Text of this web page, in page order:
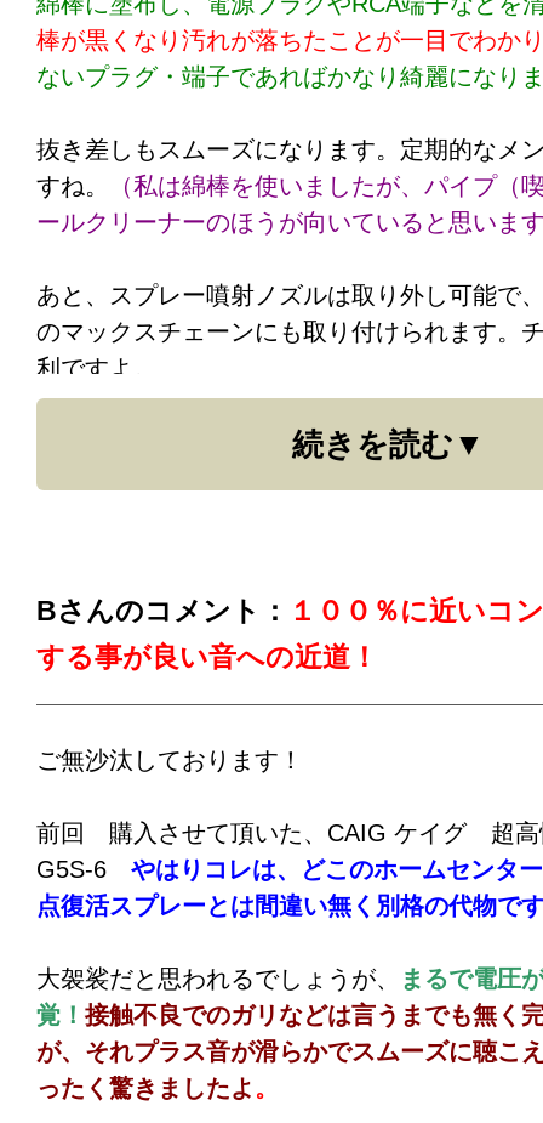
棒が黒くなり汚れが落ちたことが一目でわか
ないプラグ・端子であればかなり綺麗になり
抜き差しもスムーズになります。定期的なメ
すね。
（私は綿棒を使いましたが、パイプ（
ールクリーナーのほうが向いていると思いま
あと、スプレー噴射ノズルは取り外し可能で
のマックスチェーンにも取り付けられます。
利ですよ。
続きを読む
Bさんのコメント： １００％に近いコ
する事が良い音への近道！
ご無沙汰しております！
前回 購入させて頂いた、CAIG ケイグ 超
G5S-6 やはりコレは、どこのホームセンタ
点復活スプレーとは間違い無く別格の代物で
大袈裟だと思われるでしょうが、
まるで電圧
覚！ 接触不良でのガリなどは言うまでも無く
が、 それプラス音が滑らかでスムーズに聴こ
ったく驚きましたよ 。